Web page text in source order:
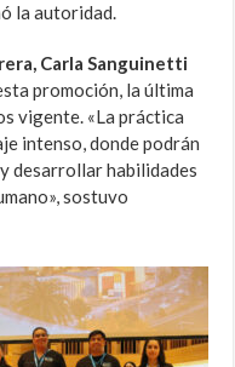
la autoridad.
Carla Sanguinetti
promoción, la última
vigente. «La práctica
intenso, donde podrán
desarrollar habilidades
sostuvo